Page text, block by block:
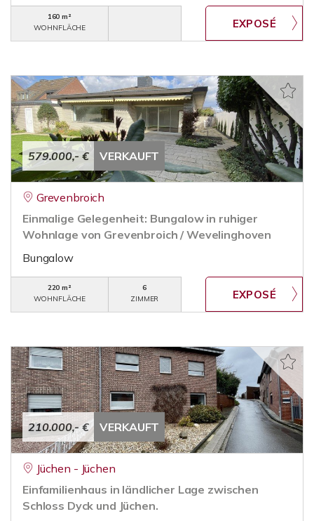
160 m²
WOHNFLÄCHE
579.000,- € VERKAUFT
Grevenbroich
Einmalige Gelegenheit: Bungalow in ruhiger
Wohnlage von Grevenbroich / Wevelinghoven
Bungalow
220 m²
WOHNFLÄCHE
6
ZIMMER
210.000,- € VERKAUFT
Jüchen - Jüchen
Einfamilienhaus in ländlicher Lage zwischen
Schloss Dyck und Jüchen.